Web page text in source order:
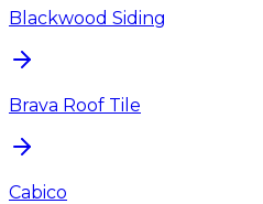
Blackwood Siding
Brava Roof Tile
Cabico